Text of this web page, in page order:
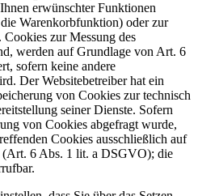
erwünschter Funktionen
Warenkorbfunktion) oder zur
zur Messung des
werden auf Grundlage von Art. 6
sofern keine andere
Der Websitebetreiber hat ein
von Cookies zur technisch
seiner Dienste. Sofern
von Cookies abgefragt wurde,
Cookies ausschließlich auf
6 Abs. 1 lit. a DSGVO); die